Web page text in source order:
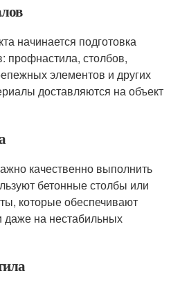
начинается подготовка
профнастила, столбов,
элементов и других
доставляются на объект
качественно выполнить
бетонные столбы или
которые обеспечивают
даже на нестабильных